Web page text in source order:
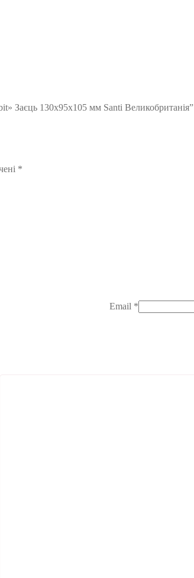
Заєць 130х95х105 мм Santi Великобританія”
*
Email *